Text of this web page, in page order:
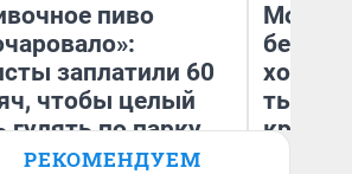
пиво
заплатили 60
чтобы целый
гулять по парку
периода и
Мой
хотела
тысяч,
РЕКОМЕНДУЕМ